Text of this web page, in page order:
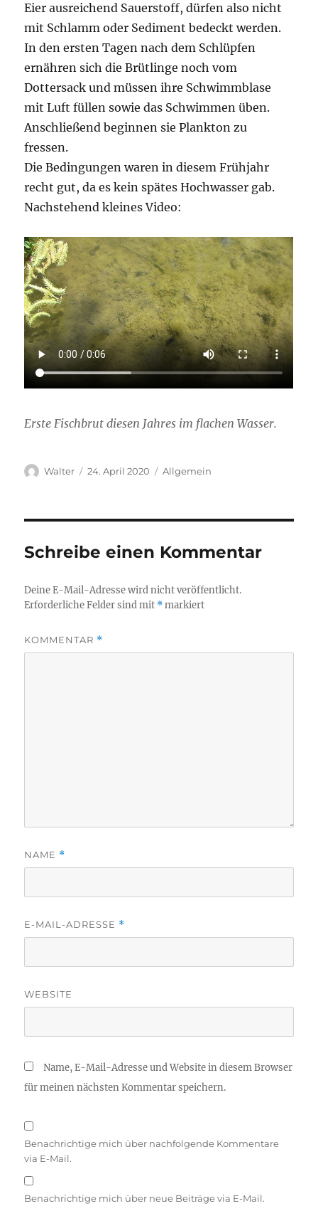
Eier ausreichend Sauerstoff, dürfen also nicht
mit Schlamm oder Sediment bedeckt werden.
In den ersten Tagen nach dem Schlüpfen
ernähren sich die Brütlinge noch vom
Dottersack und müssen ihre Schwimmblase
mit Luft füllen sowie das Schwimmen üben.
Anschließend beginnen sie Plankton zu
fressen.
Die Bedingungen waren in diesem Frühjahr
recht gut, da es kein spätes Hochwasser gab.
Nachstehend kleines Video:
Erste Fischbrut diesen Jahres im flachen Wasser.
Autor
Walter
Veröffentlicht
24. April 2020 Kategorien
Allgemein
Schreibe einen Kommentar
Deine E-Mail-Adresse wird nicht veröffentlicht.
Erforderliche Felder sind mit *markiert
KOMMENTAR *
NAME *
E-MAIL-ADRESSE *
WEBSITE
Name, E-Mail-Adresse und Website in diesem Browser
für meinen nächsten Kommentar speichern.
Benachrichtige mich über nachfolgende Kommentare
via E-Mail.
Benachrichtige mich über neue Beiträge via E-Mail.